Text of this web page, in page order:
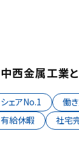
中西金属工業
シェアNo.1 働
有給休暇
社宅